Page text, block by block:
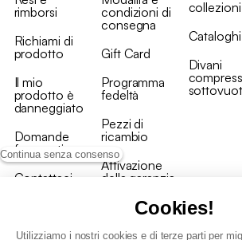
Continua senza consenso
Cookies!
Utilizziamo i nostri cookies e di terze parti per
rimborsi
Richiami di
prodotto
Il mio
prodotto è
danneggiato
Domande
frequenti
Contattaci
condizioni di
consegna
Gift Card
Programma
fedeltà
Pezzi di
ricambio
Attivazione
della garanzia
collezioni
Cataloghi
Divani